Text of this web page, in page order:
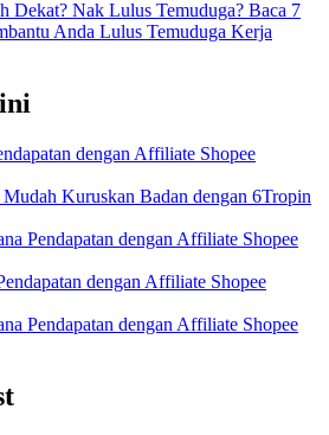
Dekat? Nak Lulus Temuduga? Baca 7
Anda Lulus Temuduga Kerja
dengan Affiliate Shopee
Mudah Kuruskan Badan dengan 6Tropin
Pendapatan dengan Affiliate Shopee
dengan Affiliate Shopee
Pendapatan dengan Affiliate Shopee